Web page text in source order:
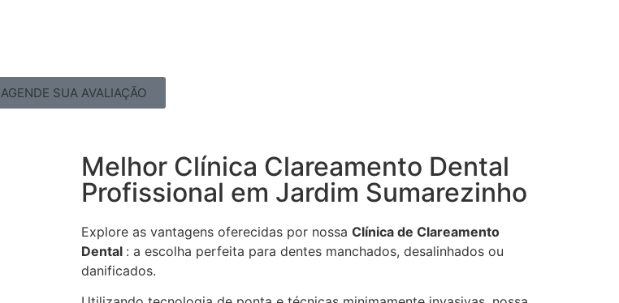
AGENDE SUA AVALIAÇÃO
Melhor Clínica Clareamento Dental
Profissional em Jardim Sumarezinho
Explore as vantagens oferecidas por nossa Clínica de Clareamento
Dental : a escolha perfeita para dentes manchados, desalinhados ou
danificados.